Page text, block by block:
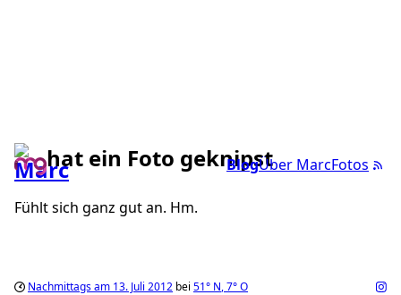
BlogÜber MarcFotos
hat ein Foto geknipst
Fühlt sich ganz gut an. Hm.
Nachmittags am 13. Juli 2012 bei 51° N,7°O